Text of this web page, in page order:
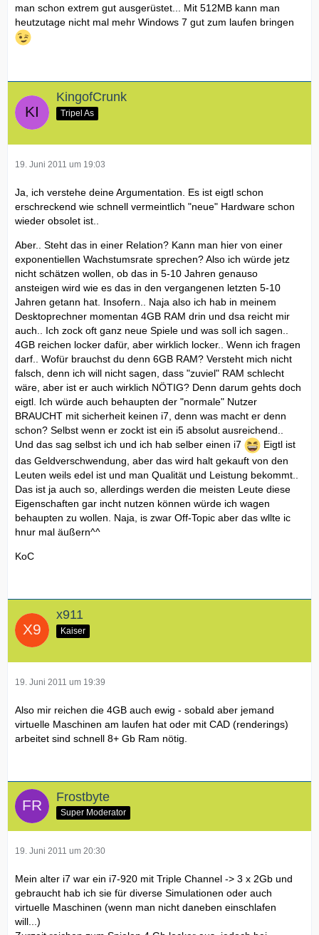
man schon extrem gut ausgerüstet... Mit 512MB kann man
heutzutage nicht mal mehr Windows 7 gut zum laufen bringen
KingofCrunk
Tripel As
19. Juni 2011 um 19:03
Ja, ich verstehe deine Argumentation. Es ist eigtl schon
erschreckend wie schnell vermeintlich "neue" Hardware schon
wieder obsolet ist..
Aber.. Steht das in einer Relation? Kann man hier von einer
exponentiellen Wachstumsrate sprechen? Also ich würde jetz
nicht schätzen wollen, ob das in 5-10 Jahren genauso
ansteigen wird wie es das in den vergangenen letzten 5-10
Jahren getann hat. Insofern.. Naja also ich hab in meinem
Desktoprechner momentan 4GB RAM drin und dsa reicht mir
auch.. Ich zock oft ganz neue Spiele und was soll ich sagen..
4GB reichen locker dafür, aber wirklich locker.. Wenn ich fragen
darf.. Wofür brauchst du denn 6GB RAM? Versteht mich nicht
falsch, denn ich will nicht sagen, dass "zuviel" RAM schlecht
wäre, aber ist er auch wirklich NÖTIG? Denn darum gehts doch
eigtl. Ich würde auch behaupten der "normale" Nutzer
BRAUCHT mit sicherheit keinen i7, denn was macht er denn
schon? Selbst wenn er zockt ist ein i5 absolut ausreichend..
Und das sag selbst ich und ich hab selber einen i7
Eigtl ist
das Geldverschwendung, aber das wird halt gekauft von den
Leuten weils edel ist und man Qualität und Leistung bekommt..
Das ist ja auch so, allerdings werden die meisten Leute diese
Eigenschaften gar incht nutzen können würde ich wagen
behaupten zu wollen. Naja, is zwar Off-Topic aber das wllte ic
hnur mal äußern^^
KoC
x911
Kaiser
19. Juni 2011 um 19:39
Also mir reichen die 4GB auch ewig - sobald aber jemand
virtuelle Maschinen am laufen hat oder mit CAD (renderings)
arbeitet sind schnell 8+ Gb Ram nötig.
Frostbyte
Super Moderator
19. Juni 2011 um 20:30
Mein alter i7 war ein i7-920 mit Triple Channel -> 3 x 2Gb und
gebraucht hab ich sie für diverse Simulationen oder auch
virtuelle Maschinen (wenn man nicht daneben einschlafen
will...)